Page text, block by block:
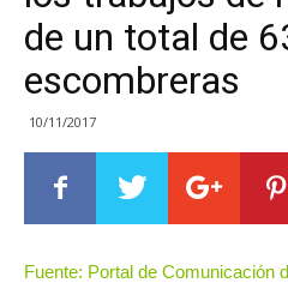
de un total de
escombreras
10/11/2017
Fuente: Portal de Comunicación